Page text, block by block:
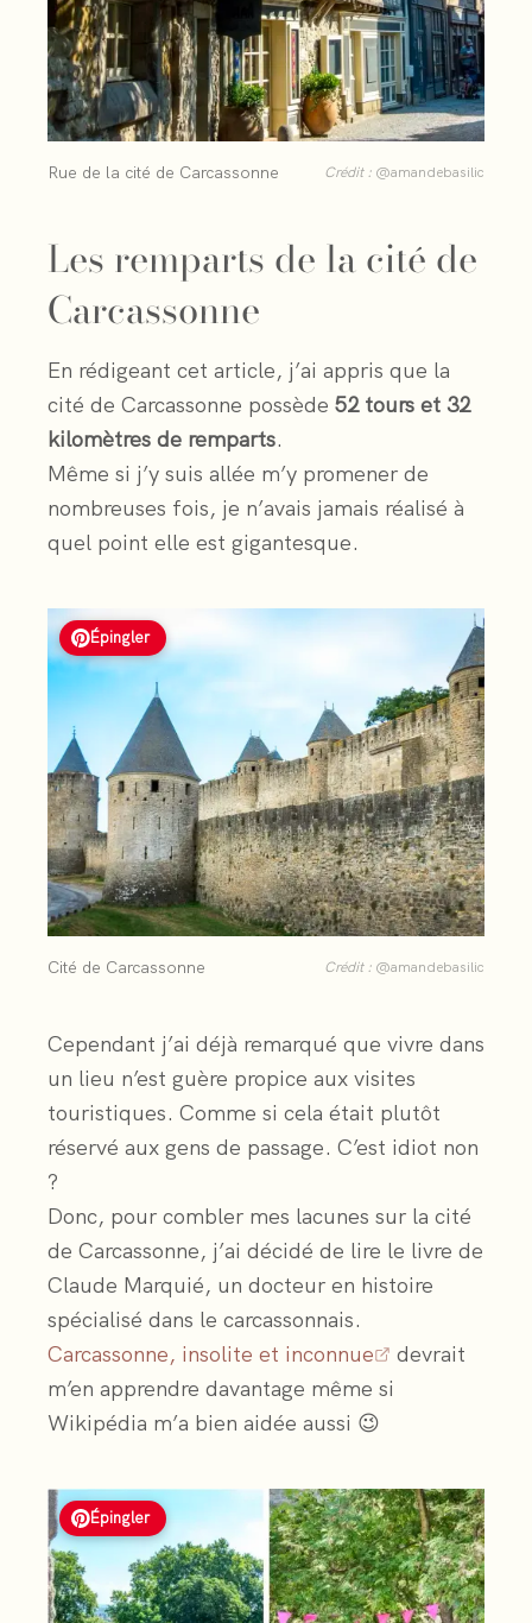
Rue de la cité de Carcassonne Crédit : @amandebasilic
Les remparts de la cité de
Carcassonne
En rédigeant cet article, j’ai appris que la
cité de Carcassonne possède 52 tours et 32
kilomètres de remparts.
Même si j’y suis allée m’y promener de
nombreuses fois, je n’avais jamais réalisé à
quel point elle est gigantesque.
Épingler
Cité de Carcassonne Crédit : @amandebasilic
Cependant j’ai déjà remarqué que vivre dans
un lieu n’est guère propice aux visites
touristiques. Comme si cela était plutôt
réservé aux gens de passage. C’est idiot non
?
Donc, pour combler mes lacunes sur la cité
de Carcassonne, j’ai décidé de lire le livre de
Claude Marquié, un docteur en histoire
spécialisé dans le carcassonnais.
Carcassonne, insolite et inconnue
devrait
m’en apprendre davantage même si
Wikipédia m’a bien aidée aussi 😉
Épingler